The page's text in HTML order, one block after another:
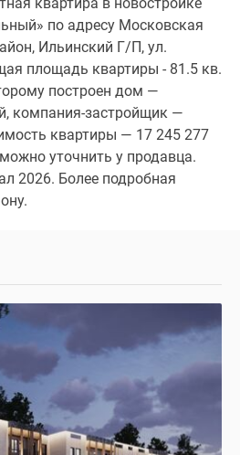
квартира в новостройке
по адресу Московская
Ильинский Г/П, ул.
площадь квартиры - 81.5 кв.
построен дом —
компания-застройщик —
квартиры — 17 245 277
уточнить у продавца.
2026. Более подробная